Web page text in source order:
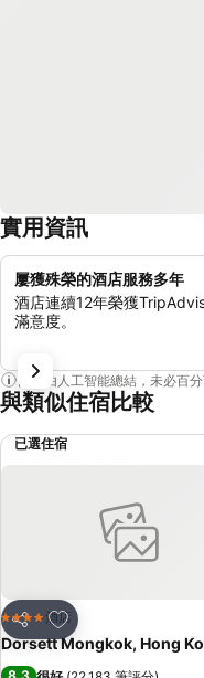
實用資訊
屢獲殊榮的酒店服務多年
酒店連續12年榮獲
滿意度。
內容由人工智能總結，未必百分
與類似住宿比較
已選住宿
分享
放到收藏夾
4 星級 酒店
Dorsett Mongkok, Hong